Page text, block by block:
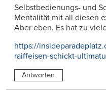
Selbstbedienungs- und
Mentalität mit all diesen
Aber eben. Es hat zu
https://
raiffeisen-schickt-
Antworten